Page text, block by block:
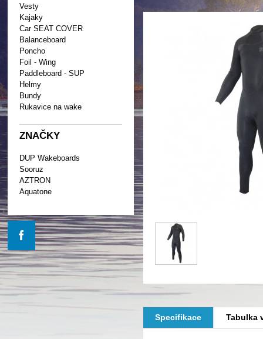
Vesty
Kajaky
Car SEAT COVER
Balanceboard
Poncho
Foil - Wing
Paddleboard - SUP
Helmy
Bundy
Rukavice na wake
ZNAČKY
DUP Wakeboards
Sooruz
AZTRON
Aquatone
Specifikace Tabulka